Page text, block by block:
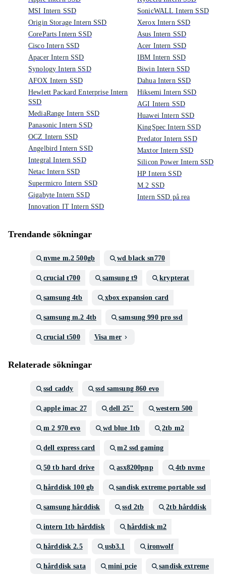
MSI Intern SSD
Origin Storage Intern SSD
CoreParts Intern SSD
Cisco Intern SSD
Apacer Intern SSD
Synology Intern SSD
AFOX Intern SSD
Hewlett Packard Enterprise Intern
SSD
MediaRange Intern SSD
Panasonic Intern SSD
OCZ Intern SSD
Angelbird Intern SSD
Integral Intern SSD
Netac Intern SSD
Supermicro Intern SSD
Gigabyte Intern SSD
Innovation IT Intern SSD
SonicWALL Intern SSD
Xerox Intern SSD
Asus Intern SSD
Acer Intern SSD
IBM Intern SSD
Biwin Intern SSD
Dahua Intern SSD
Hiksemi Intern SSD
AGI Intern SSD
Huawei Intern SSD
KingSpec Intern SSD
Predator Intern SSD
Maxtor Intern SSD
Silicon Power Intern SSD
HP Intern SSD
M.2 SSD
Intern SSD på rea
Trendande sökningar
nvme m.2 500gb wd black sn770
crucial t700 samsung t9 krypterat
samsung 4tb xbox expansion card
samsung m.2 4tb samsung 990 pro ssd
crucial t500 Visa mer
Relaterade sökningar
ssd caddy ssd samsung 860 evo
apple imac 27 dell 25" western 500
m 2 970 evo wd blue 1tb 2tb m2
dell express card m2 ssd gaming
50 tb hard drive asx8200pnp 4tb nvme
hårddisk 100 gb sandisk extreme portable ssd
samsung hårddisk ssd 2tb 2tb hårddisk
intern 1tb hårddisk hårddisk m2
hårddisk 2.5 usb3.1 ironwolf
hårddisk sata mini pcie sandisk extreme